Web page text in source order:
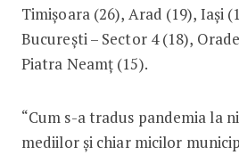
Timișoara (26), Arad (19), Iași
București – Sector 4 (18),
Piatra Neamț (15).
“Cum s-a tradus pandemia la
mediilor și chiar micilor